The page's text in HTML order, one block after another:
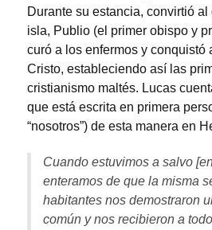
Durante su estancia, convirtió
isla, Publio (el primer obispo y
curó a los enfermos y conquistó
Cristo, estableciendo así las
cristianismo maltés. Lucas
que está escrita en primera
“nosotros”) de esta manera en
Cuando estuvimos a salvo
enteramos de que la misma
habitantes nos demostraron
común y nos recibieron a